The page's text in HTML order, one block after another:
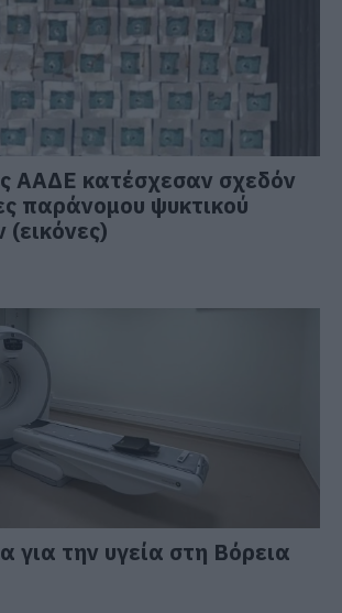
ΑΑΔΕ κατέσχεσαν σχεδόν
παράνομου ψυκτικού
για την υγεία στη Βόρεια